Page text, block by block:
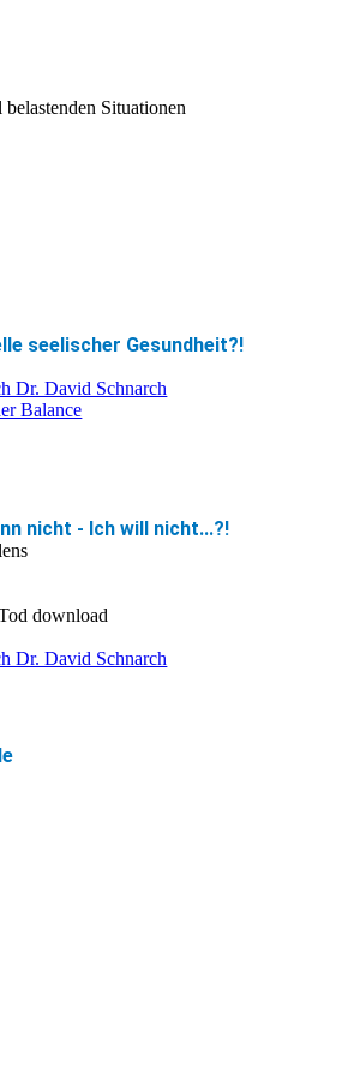
Situationen
seelischer Gesundheit?!
Dr. David Schnarch
Balance
nicht - Ich will nicht...?!
download
Dr. David Schnarch